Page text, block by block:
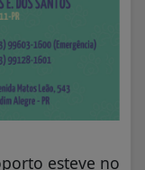
esteve no